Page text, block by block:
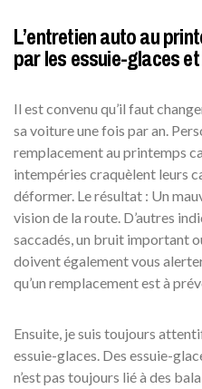
L’entretien auto au
par les essuie-glaces
Il est convenu qu’il faut
sa voiture une fois par an.
remplacement au printemps
intempéries craquèlent leurs
déformer. Le résultat : Un
vision de la route. D’autres
saccadés, un bruit important
doivent également vous
qu’un remplacement est à
Ensuite, je suis toujours
essuie-glaces. Des essuie-
n’est pas toujours lié à des